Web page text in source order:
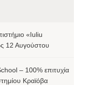
«Iuliu
12 Αυγούστου
– 100% επιτυχία
Κραϊόβα